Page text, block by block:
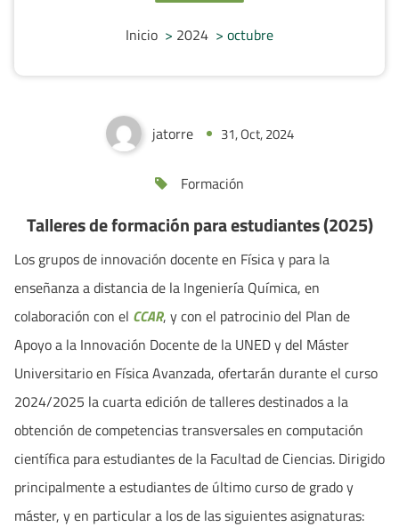
Inicio > 2024 > octubre
Talleres de formación para estudiantes
jatorre 31, Oct, 2024
Formación
Talleres de formación para estudiantes (2025)
Los grupos de innovación docente en Física y para la
enseñanza a distancia de la Ingeniería Química, en
colaboración con el CCAR, y con el patrocinio del Plan de
Apoyo a la Innovación Docente de la UNED y del Máster
Universitario en Física Avanzada, ofertarán durante el curso
2024/2025 la cuarta edición de talleres destinados a la
obtención de competencias transversales en computación
científica para estudiantes de la Facultad de Ciencias. Dirigido
principalmente a estudiantes de último curso de grado y
máster, y en particular a los de las siguientes asignaturas: